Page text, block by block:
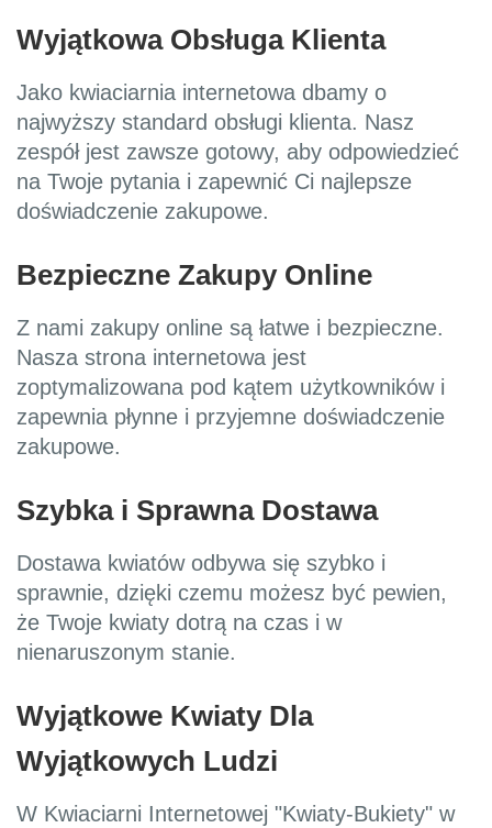
Wyjątkowa Obsługa Klienta
Jako kwiaciarnia internetowa dbamy o
najwyższy standard obsługi klienta. Nasz
zespół jest zawsze gotowy, aby odpowiedzieć
na Twoje pytania i zapewnić Ci najlepsze
doświadczenie zakupowe.
Bezpieczne Zakupy Online
Z nami zakupy online są łatwe i bezpieczne.
Nasza strona internetowa jest
zoptymalizowana pod kątem użytkowników i
zapewnia płynne i przyjemne doświadczenie
zakupowe.
Szybka i Sprawna Dostawa
Dostawa kwiatów odbywa się szybko i
sprawnie, dzięki czemu możesz być pewien,
że Twoje kwiaty dotrą na czas i w
nienaruszonym stanie.
Wyjątkowe Kwiaty Dla
Wyjątkowych Ludzi
W Kwiaciarni Internetowej "Kwiaty-Bukiety" w